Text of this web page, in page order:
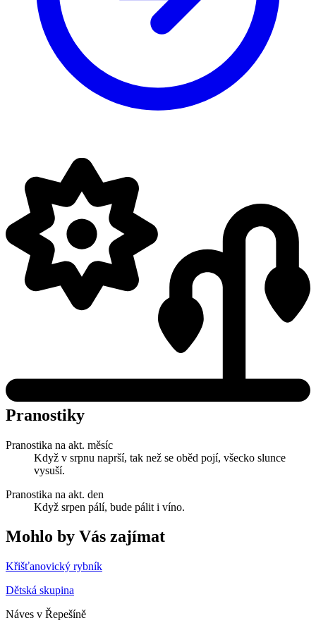
Pranostiky
Pranostika na akt. měsíc
Když v srpnu naprší, tak než se oběd pojí, všecko slunce
vysuší.
Pranostika na akt. den
Když srpen pálí, bude pálit i víno.
Mohlo by Vás zajímat
Křišťanovický rybník
Dětská skupina
Náves v Řepešíně